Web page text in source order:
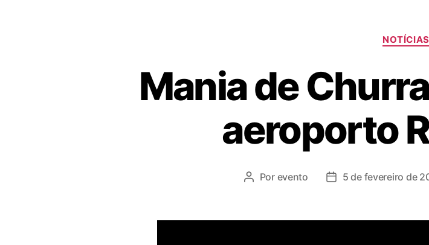
NOTÍCIAS
Mania de
aeroporto
Por evento 5 de fevereiro de